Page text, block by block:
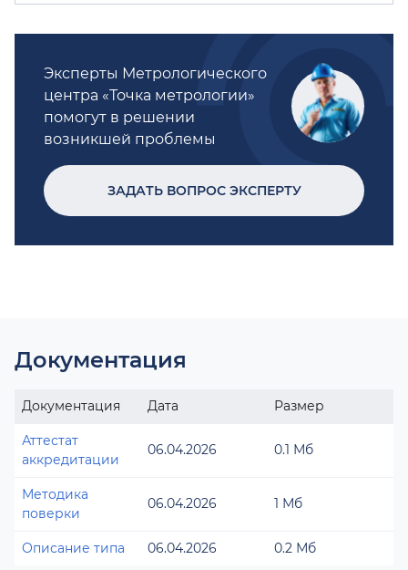
Эксперты Метрологического
центра «Точка метрологии»
помогут в решении
возникшей проблемы
ЗАДАТЬ ВОПРОС ЭКСПЕРТУ
Документация
Документация Дата Размер
Аттестат
аккредитации
06.04.2026 0.1 Мб
Методика
поверки
06.04.2026 1 Мб
Описание типа 06.04.2026 0.2 Мб